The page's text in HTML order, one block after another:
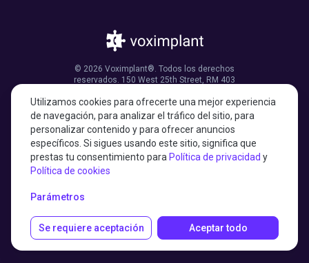
© 2026 Voximplant®. Todos los derechos
reservados. 150 West 25th Street, RM 403
América
Utilizamos cookies para ofrecerte una mejor experiencia
de navegación, para analizar el tráfico del sitio, para
personalizar contenido y para ofrecer anuncios
específicos. Si sigues usando este sitio, significa que
prestas tu consentimiento para Política de privacidad y
Política de cookies
Parámetros
Se requiere aceptación Aceptar todo